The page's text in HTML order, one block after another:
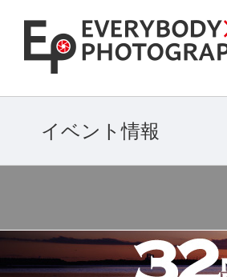
イベント情報